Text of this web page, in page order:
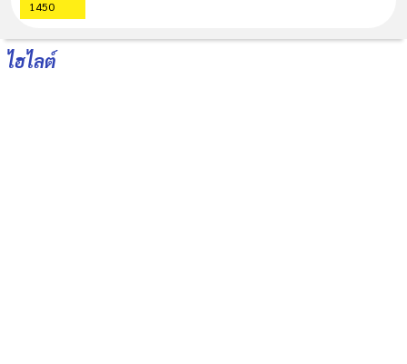
1450
ไฮไลต์